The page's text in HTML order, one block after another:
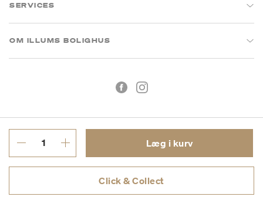
Læg i kurv
Click & Collect
SERVICES
OM ILLUMS BOLIGHUS
CVR: 26573394